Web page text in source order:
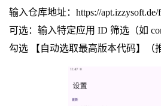
输入仓库地址：https://apt.izzysoft.de/
可选：输入特定应用 ID 筛选（如
勾选 【自动选取最高版本代码】（